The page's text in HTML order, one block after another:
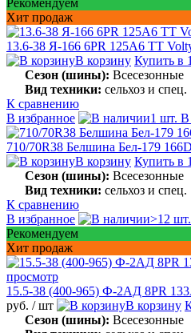
Хит продаж
13.6-38 Я-166 6PR 125A6 TT
В корзину Купить в
Сезон (шины): Всесезонные
Вид техники: сельхоз и спец.
К сравнению
В избранное
1 шт.
710/70R38 Белшина Бел-179
В корзину Купить в
Сезон (шины): Всесезонные
Вид техники: сельхоз и спец.
К сравнению
В избранное
>12
Рекомендуем
Хит продаж
просмотр
15.5-38 (400-965) Ф-2АД 8PR
руб. / шт В корзину
Сезон (шины): Всесезонные